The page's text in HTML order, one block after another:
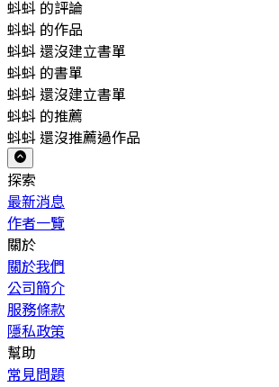
蚪蚪 的評論
蚪蚪 的作品
蚪蚪 還沒建立書單
蚪蚪 的書單
蚪蚪 還沒建立書單
蚪蚪 的推薦
蚪蚪 還沒推薦過作品
探索
最新消息
作者一覽
關於
關於我們
公司簡介
服務條款
隱私政策
幫助
常見問題